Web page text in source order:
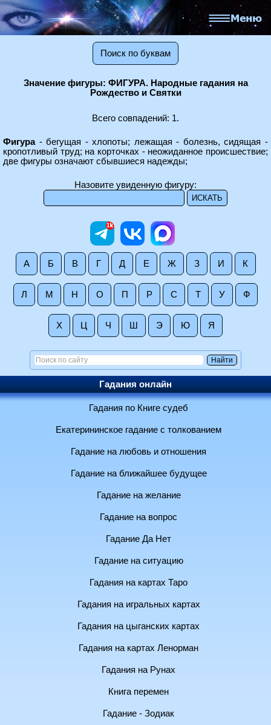
Поиск по буквам
Значение фигуры: ФИГУРА. Народные гадания на
Рождество и Святки
Всего совпадений: 1.
Фигура- бегущая - хлопоты; лежащая - болезнь, сидящая -
кропотливый труд; на корточках - неожиданное происшествие;
две фигуры означают сбывшиеся надежды;
Назовите увиденную фигуру:
А Б В Г Д Е Ж З И К
Л М Н О П Р С Т У Ф
Х Ц Ч Ш Э Ю Я
Гадания онлайн
Гадания по Книге судеб
Екатерининское гадание с толкованием
Гадание на любовь и отношения
Гадание на ближайшее будущее
Гадание на желание
Гадание на вопрос
Гадание Да Нет
Гадание на ситуацию
Гадания на картах Таро
Гадания на игральных картах
Гадания на цыганских картах
Гадания на картах Ленорман
Гадания на Рунах
Книга перемен
Гадание - Зодиак